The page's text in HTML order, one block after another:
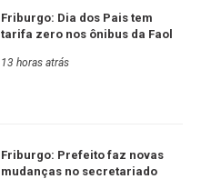
Friburgo: Dia dos Pais tem
tarifa zero nos ônibus da Faol
13 horas atrás
Friburgo: Prefeito faz novas
mudanças no secretariado